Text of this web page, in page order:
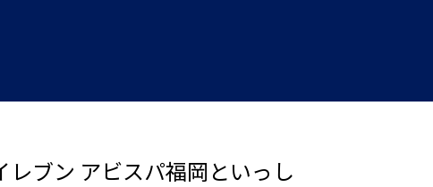
ブン アビスパ福岡といっし